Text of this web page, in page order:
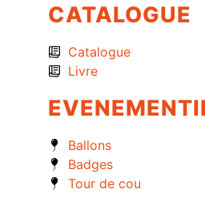
CATALOGUE
Catalogue
Livre
Ballons
Badges
Tour de cou